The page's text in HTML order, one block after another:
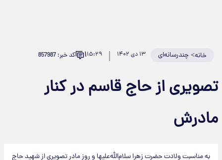
خانه> چندرسانه‌ای ۱۳ دی ۱۴۰۲ ۱۵:۲۹۱ کد خبر: 857987
تصویری از حاج قاسم در کنار
مادرش
به مناسبت ولادت حضرت زهرا سلام‌الله‌علیها و روز مادر تصویری از شهید حاج